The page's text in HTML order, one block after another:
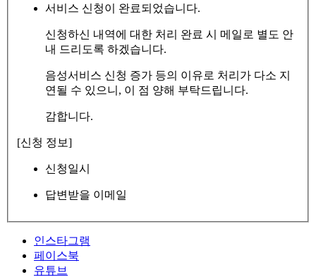
서비스 신청이 완료되었습니다.
신청하신 내역에 대한 처리 완료 시 메일로 별도 안
내 드리도록 하겠습니다.
음성서비스 신청 증가 등의 이유로 처리가 다소 지
연될 수 있으니, 이 점 양해 부탁드립니다.
감합니다.
[신청 정보]
신청일시
답변받을 이메일
인스타그램
페이스북
유튜브